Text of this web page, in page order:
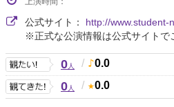
公式サイト： http://www.student-
※正式な公演情報は公式サイトで
0人 / 0.0
0人 / 0.0